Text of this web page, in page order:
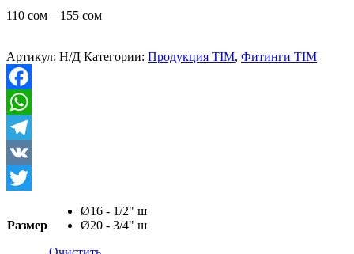
110 сом – 155 сом
Артикул: Н/Д Категории: Продукция TIM, Фитинги TIM
Facebook
WhatsApp
Telegram
VK
Размер
Ø16 - 1/2" ш
Ø20 - 3/4" ш